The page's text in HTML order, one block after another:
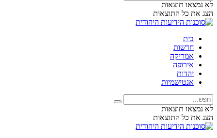
לא נמצאו תוצאות
הצג את כל התוצאות
בית
חדשות
אמריקה
אירופה
יהדות
אנטישמיות
לא נמצאו תוצאות
הצג את כל התוצאות